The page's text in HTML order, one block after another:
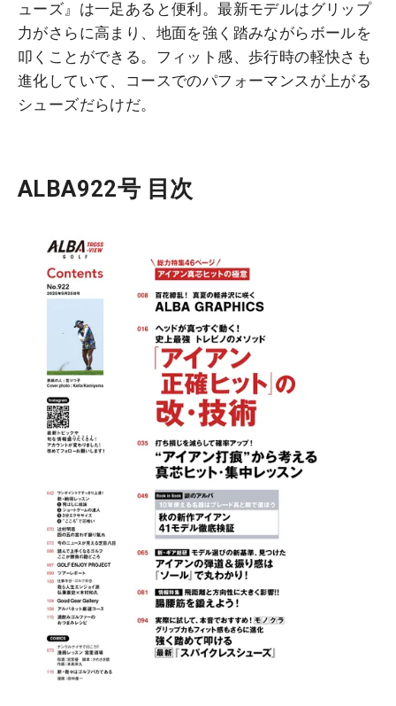
ューズ』は一足あると便利。最新モデルはグリップ
力がさらに高まり、地面を強く踏みながらボールを
叩くことができる。フィット感、歩行時の軽快さも
進化していて、コースでのパフォーマンスが上がる
シューズだらけだ。
ALBA922号 目次